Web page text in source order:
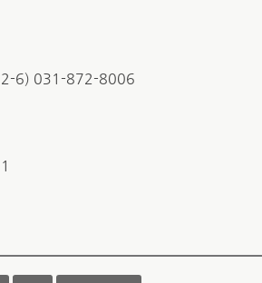
2-6) 031-872-8006